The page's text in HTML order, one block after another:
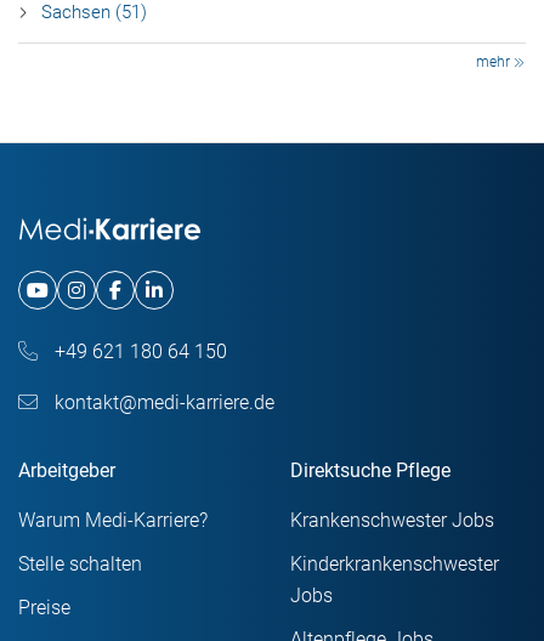
Sachsen (51)
mehr
+49 621 180 64 150
kontakt@medi-karriere.de
Arbeitgeber
Warum Medi-Karriere?
Stelle schalten
Preise
Direktsuche Pflege
Krankenschwester Jobs
Kinderkrankenschwester
Jobs